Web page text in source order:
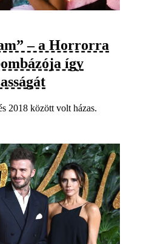
– a Horrorra
így
2018 között volt házas.